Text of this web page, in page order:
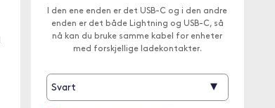
I den ene enden er det USB-C og i den andre
enden er det både Lightning og USB-C, så
nå kan du bruke samme kabel for enheter
med forskjellige ladekontakter.
Svart ▾